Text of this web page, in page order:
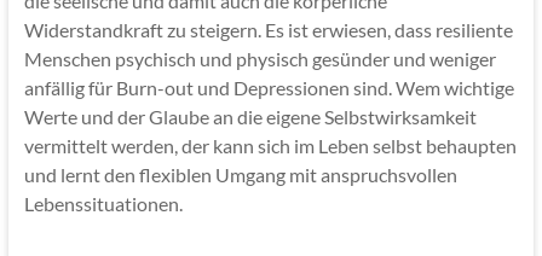
Widerstandkraft zu steigern. Es ist erwiesen, dass resiliente
Menschen psychisch und physisch gesünder und weniger
anfällig für Burn-out und Depressionen sind. Wem wichtige
Werte und der Glaube an die eigene Selbstwirksamkeit
vermittelt werden, der kann sich im Leben selbst behaupten
und lernt den flexiblen Umgang mit anspruchsvollen
Lebenssituationen.